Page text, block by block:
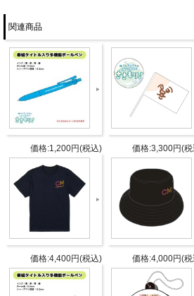
色々な場所に連れて行ってあげて
【こちらご了承下さい！】
※ こちらのイラストはイメージ画
※ 1つ1つ手作業で制作している為
が出てしまう場合がございます。
商品詳細
DETAIL
2026年2月21日イ
仕様
サイズ：およそ
mm
関連商品
価格:1,200円(税込) 価格:3,300円(
価格:4,400円(税込) 価格:4,000円(